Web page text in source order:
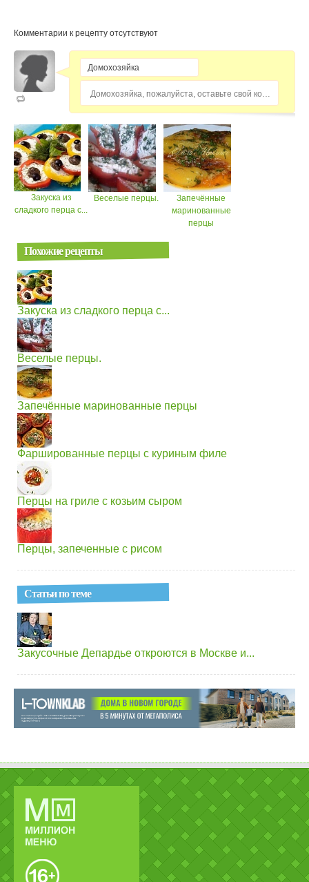
Комментарии к рецепту отсутствуют
Домохозяйка, пожалуйста, оставьте свой комментарий...
Закуска из
сладкого перца с...
Веселые перцы.
Запечённые
маринованные
перцы
Похожие рецепты
Закуска из сладкого перца с...
Веселые перцы.
Запечённые маринованные перцы
Фаршированные перцы с куриным филе
Перцы на гриле с козьим сыром
Перцы, запеченные с рисом
Статьи по теме
Закусочные Депардье откроются в Москве и...